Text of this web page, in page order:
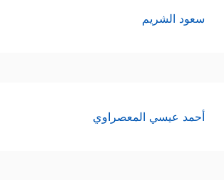
سعود الشريم
أحمد عيسي المعصراوي